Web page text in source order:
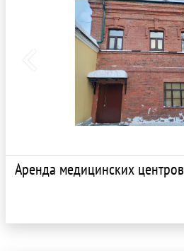
Аренда медицинских центров